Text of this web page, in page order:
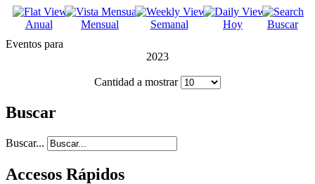
Anual Mensual Semanal Hoy
Buscar
Eventos para
2023
Cantidad a mostrar
Buscar
Buscar...
Accesos Rápidos